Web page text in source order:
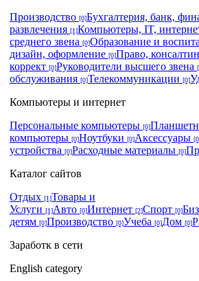
Производство [0]Бухгалтерия, банк,
развлечения [1]Компьютеры, IT,
среднего звена [0]Образование и
дизайн, оформление [0]Право,
коррект [0]Руководители высшего звена
обслуживания [0]Телекоммуникации [0]
Компьютеры и интернет
Персональные компьютеры [0]
компьютеры [0]Ноутбуки [0]Аксессуары
устройства [0]Расходные материалы [0]
Каталог сайтов
Отдых [1]Товары и
Услуги [1]Авто [0]Интернет [2]Спорт [0]
детям [0]Производство [0]Учеба [0]Дом [0]
Заработк в сети
English category